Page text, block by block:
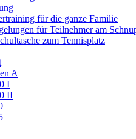
für die ganze Familie
für Teilnehmer am
zum Tennisplatz
A
I
II